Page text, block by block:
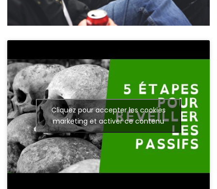
Cliquez pour accepter les cookies
marketing et activer ce contenu